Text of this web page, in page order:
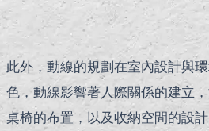
此外，動線的規劃在室內設計與
色，動線影響著人際關係的建立
桌椅的布置，以及收納空間的設